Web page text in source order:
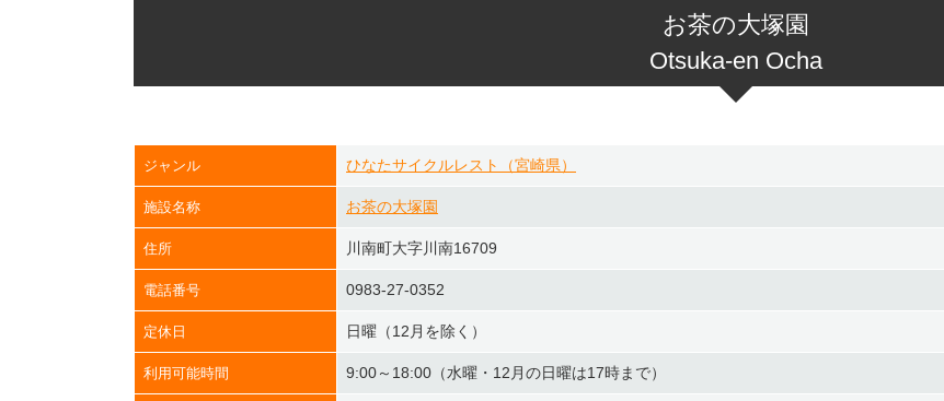
タンデム自転車があるレンタサイクル
お茶の大塚園
Otsuka-en Ocha
ジャンル ひなたサイクルレスト（宮崎県）
施設名称 お茶の大塚園
住所 川南町大字川南16709
電話番号 0983-27-0352
定休日 日曜（12月を除く）
利用可能時間 9:00～18:00（水曜・12月の日曜は17時まで）